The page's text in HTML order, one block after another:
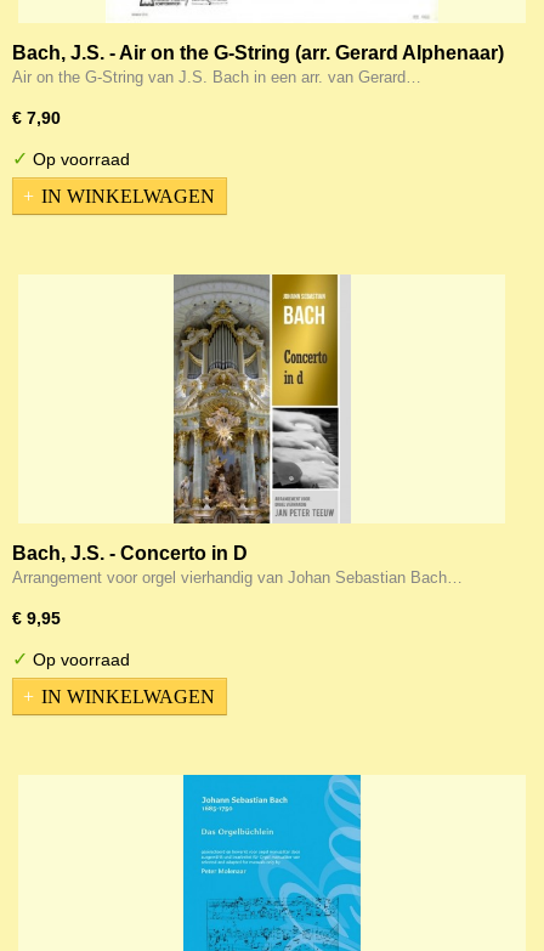
Bach, J.S. - Air on the G-String (arr. Gerard Alphenaar)
Air on the G-String van J.S. Bach in een arr. van Gerard…
€ 7,90
✓ Op voorraad
IN WINKELWAGEN
Bach, J.S. - Concerto in D
Arrangement voor orgel vierhandig van Johan Sebastian Bach…
€ 9,95
✓ Op voorraad
IN WINKELWAGEN